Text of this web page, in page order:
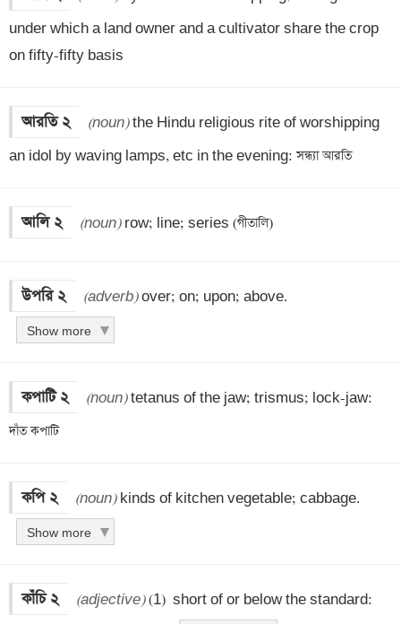
under which a land owner and a cultivator share the crop
on fifty-fifty basis
আরতি ২ (noun) the Hindu religious rite of worshipping
an idol by waving lamps, etc in the evening: সন্ধ্যা আরতি
আলি ২ (noun) row; line; series (গীতালি)
উপরি ২ (adverb) over; on; upon; above.
Show more
কপাটি ২ (noun) tetanus of the jaw; trismus; lock-jaw:
দাঁত কপাটি
কপি ২ (noun) kinds of kitchen vegetable; cabbage.
Show more
কাঁচি ২ (adjective) (1)  short of or below the standard: